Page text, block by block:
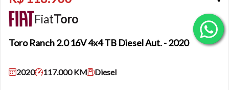
FiatToro
Toro Ranch 2.0 16V 4x4 TB Diesel Aut. - 2020
2020 117.000 KM Diesel